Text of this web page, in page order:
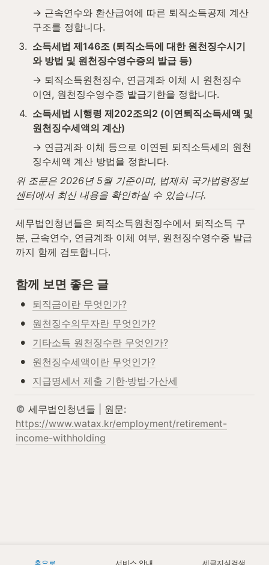
→ 근속연수와 환산급여에 따른 퇴직소득공제 계산
구조를 정합니다.
3. 소득세법 제146조 (퇴직소득에 대한 원천징수시기
와 방법 및 원천징수영수증의 발급 등)
→ 퇴직소득원천징수, 연금계좌 이체 시 원천징수
이연, 원천징수영수증 발급기한을 정합니다.
4. 소득세법 시행령 제202조의2 (이연퇴직소득세액 및
원천징수세액의 계산)
→ 연금계좌 이체 등으로 이연된 퇴직소득세의 원천
징수세액 계산 방법을 정합니다.
위 조문은 2026년 5월 기준이며, 법제처 국가법령정보
센터에서 최신 내용을 확인하실 수 있습니다.
세무법인청년들은 퇴직소득원천징수에서 퇴직소득 구
분, 근속연수, 연금계좌 이체 여부, 원천징수영수증 발급
까지 함께 검토합니다.
함께 보면 좋은 글
• 퇴직금이란 무엇인가?
• 원천징수의무자란 무엇인가?
• 기타소득 원천징수란 무엇인가?
• 원천징수세액이란 무엇인가?
• 지급명세서 제출 기한·방법·가산세
https://www.watax.kr/employment/retirement-
income-withholding
홈으로 서비스 안내 세금지식검색